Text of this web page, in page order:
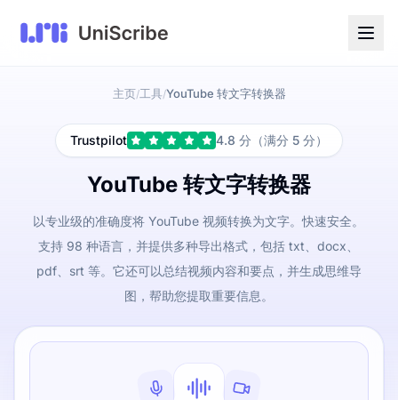
主页/工具/YouTube 转文字转换器
Trustpilot 4.8 分（满分 5 分）
YouTube 转文字转换器
以专业级的准确度将 YouTube 视频转换为文字。快速安全。
支持 98 种语言，并提供多种导出格式，包括 txt、docx、
pdf、srt 等。它还可以总结视频内容和要点，并生成思维导
图，帮助您提取重要信息。